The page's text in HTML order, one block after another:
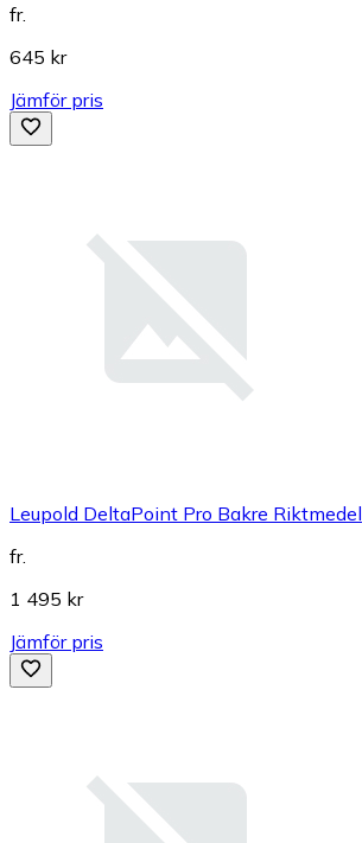
fr.
645 kr
Jämför pris
Leupold DeltaPoint Pro Bakre Riktmedel
fr.
1 495 kr
Jämför pris